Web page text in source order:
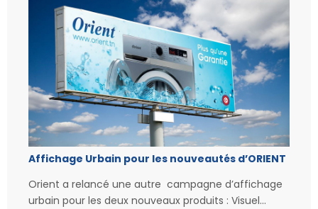
Affichage Urbain pour les nouveautés d’ORIENT
Orient a relancé une autre campagne d’affichage
urbain pour les deux nouveaux produits : Visuel...